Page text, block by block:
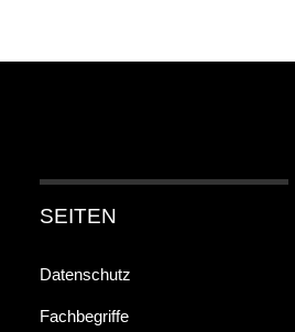
SEITEN
Datenschutz
Fachbegriffe